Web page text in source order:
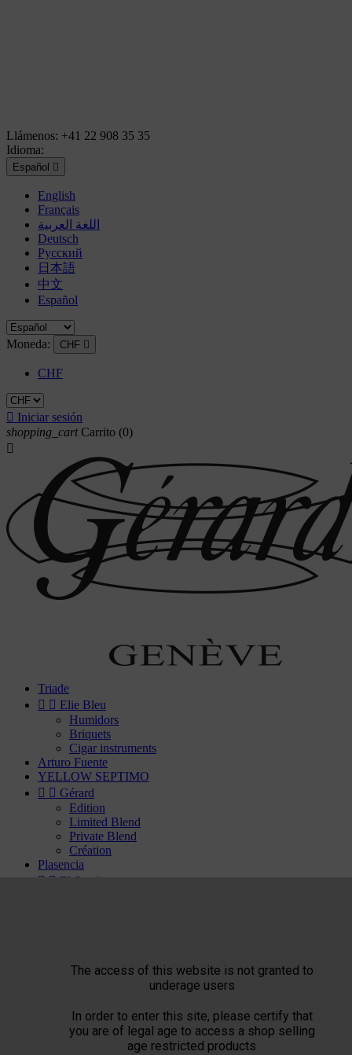
The access of this website is not granted to
underage users
In order to enter this site, please certify that
you are of legal age to access a shop selling
age restricted products
Llámenos: +41 22 908 35 35
Idioma:
Español 
English
Français
اللغة العربية
Deutsch
Русский
日本語
中文
Español
Moneda: CHF 
CHF
 Iniciar sesión
shopping_cart Carrito (0)

Triade
  Elie Bleu
Humidors
Briquets
Cigar instruments
Arturo Fuente
YELLOW SEPTIMO
  Gérard
Edition
Limited Blend
Private Blend
Création
Plasencia
  El Septimo
Diplomaticos
H. Upmann
Jose Luis Piedra
Montecristo